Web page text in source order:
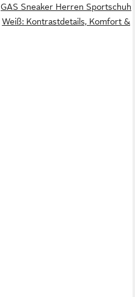
GAS Sneaker Herren Sportschuh
Weiß: Kontrastdetails, Komfort &